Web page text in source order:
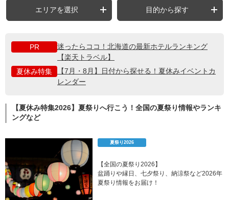
エリアを選択 目的から探す
PR
迷ったらココ！北海道の最新ホテルランキング
【楽天トラベル】
夏休み特集
【7月・8月】日付から探せる！夏休みイベントカ
レンダー
【夏休み特集2026】夏祭りへ行こう！全国の夏祭り情報やランキ
ングなど
夏祭り2026
【全国の夏祭り2026】
盆踊りや縁日、七夕祭り、納涼祭など2026年
夏祭り情報をお届け！